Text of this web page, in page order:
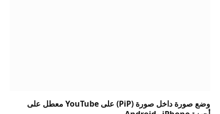
وضع صورة داخل صورة (PiP) على YouTube معطل على